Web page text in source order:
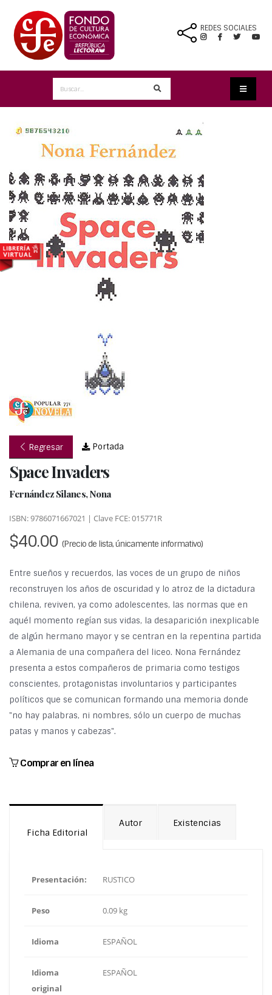
REDES SOCIALES
Regresar Portada
Space Invaders
Fernández Silanes, Nona
ISBN: 9786071667021 | Clave FCE: 015771R
$40.00 (Precio de lista, únicamente informativo)
Entre sueños y recuerdos, las voces de un grupo de niños
reconstruyen los años de oscuridad y lo atroz de la dictadura
chilena, reviven, ya como adolescentes, las normas que en
aquél momento regían sus vidas, la desaparición inexplicable
de algún hermano mayor y se centran en la repentina partida
a Alemania de una compañera del liceo. Nona Fernández
presenta a estos compañeros de primaria como testigos
conscientes, protagonistas involuntarios y participantes
políticos que se comunican formando una memoria donde
"no hay palabras, ni nombres, sólo un cuerpo de muchas
patas y manos y cabezas".
Comprar en línea
Ficha Editorial
Autor Existencias
Presentación: RUSTICO
Peso 0.09 kg
Idioma ESPAÑOL
Idioma
original
ESPAÑOL